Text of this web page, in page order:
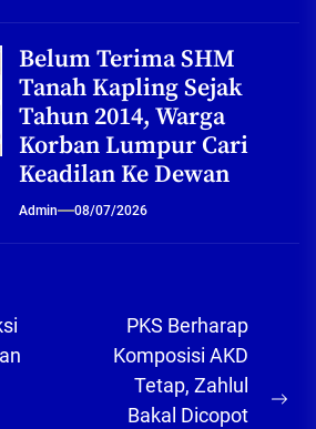
Belum Terima SHM
Tanah Kapling Sejak
Tahun 2014, Warga
Korban Lumpur Cari
Keadilan Ke Dewan
Admin 08/07/2026
PKS Berharap
Komposisi AKD
Tetap, Zahlul
Bakal Dicopot